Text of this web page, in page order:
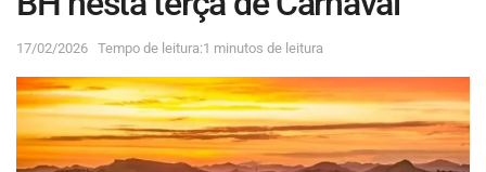
17/02/2026 Tempo de leitura:1 minutos de leitura